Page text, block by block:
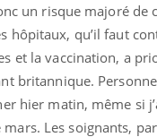
un risque majoré de
hôpitaux, qu’il faut
et la vaccination, a
britannique.
hier matin, même si
mars. Les soignants,